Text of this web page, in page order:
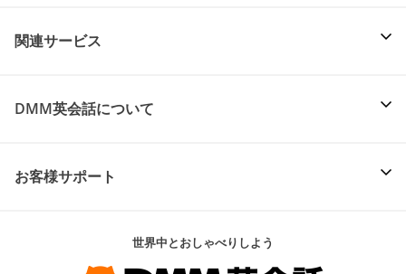
関連サービス
DMM英会話について
お客様サポート
世界中とおしゃべりしよう